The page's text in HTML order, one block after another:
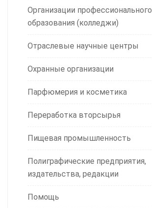
Организации профессионального
образования (колледжи)
Отраслевые научные центры
Охранные организации
Парфюмерия и косметика
Переработка вторсырья
Пищевая промышленность
Полиграфические предприятия,
издательства, редакции
Помощь